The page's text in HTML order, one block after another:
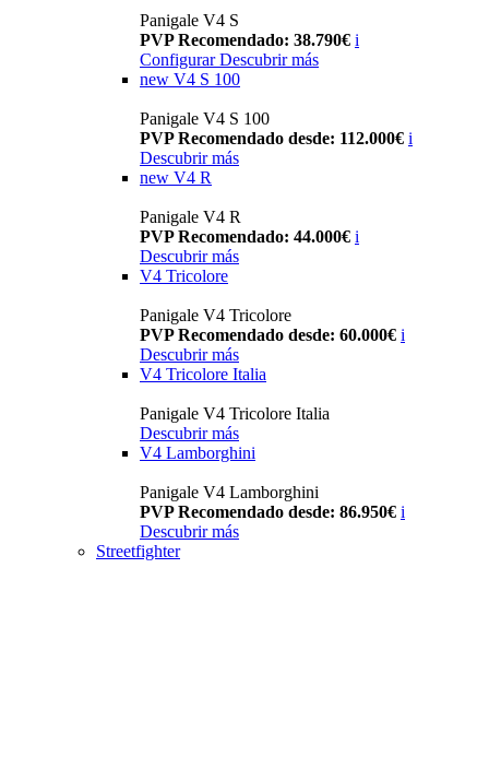
Panigale V4 S
PVP Recomendado: 38.790€ i
Configurar Descubrir más
new V4 S 100
Panigale V4 S 100
PVP Recomendado desde: 112.000€ i
Descubrir más
new V4 R
Panigale V4 R
PVP Recomendado: 44.000€ i
Descubrir más
V4 Tricolore
Panigale V4 Tricolore
PVP Recomendado desde: 60.000€ i
Descubrir más
V4 Tricolore Italia
Panigale V4 Tricolore Italia
Descubrir más
V4 Lamborghini
Panigale V4 Lamborghini
PVP Recomendado desde: 86.950€ i
Descubrir más
Streetfighter